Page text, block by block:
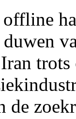
offline
de